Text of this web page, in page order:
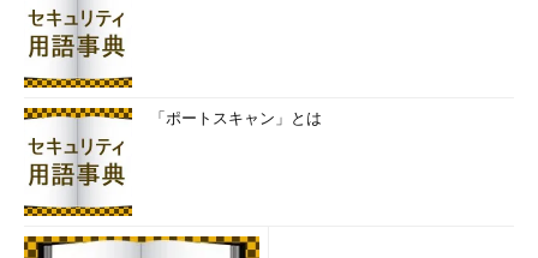
「ポートスキャン」とは